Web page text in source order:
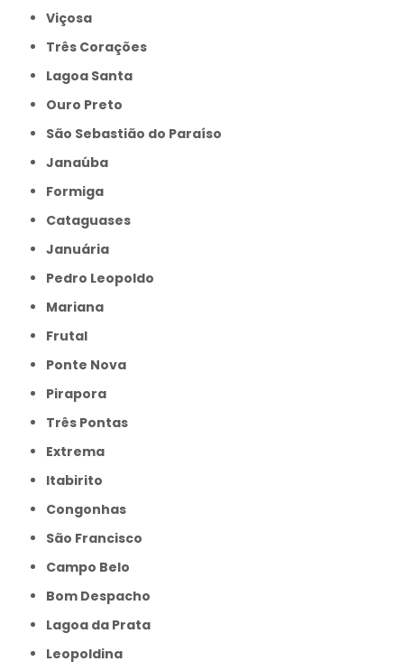
Viçosa
Três Corações
Lagoa Santa
Ouro Preto
São Sebastião do Paraíso
Janaúba
Formiga
Cataguases
Januária
Pedro Leopoldo
Mariana
Frutal
Ponte Nova
Pirapora
Três Pontas
Extrema
Itabirito
Congonhas
São Francisco
Campo Belo
Bom Despacho
Lagoa da Prata
Leopoldina